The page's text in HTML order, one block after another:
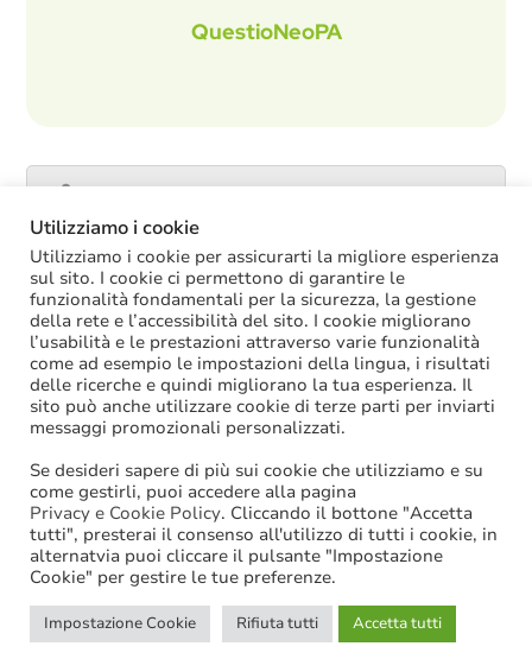
QuestioNeoPA
ULTIME NOTIZIE
La soppressione dei vecchi tetti di spesa
offre più margini anche per l’aumento del
salario accessorio
ACCRUAL: come si registrano i
trasferimenti vincolati per investimenti
riscossi prima del 2025?
Oggi in Cdm il nuovo “Decreto PA”: molte
le novità di interesse per gli enti locali
Niente assunzioni tramite scorrimento di
graduatorie di mobilità
Sanzioni BDAP: aumenta il fondo per il
contributo alla finanza pubblica
Utilizziamo i cookie
Utilizziamo i cookie per assicurarti la migliore esperienza
sul sito. I cookie ci permettono di garantire le
funzionalità fondamentali per la sicurezza, la gestione
della rete e l’accessibilità del sito. I cookie migliorano
l’usabilità e le prestazioni attraverso varie funzionalità
come ad esempio le impostazioni della lingua, i risultati
delle ricerche e quindi migliorano la tua esperienza. Il
sito può anche utilizzare cookie di terze parti per inviarti
messaggi promozionali personalizzati.
Se desideri sapere di più sui cookie che utilizziamo e su
come gestirli, puoi accedere alla pagina
Privacy e Cookie Policy. Cliccando il bottone "Accetta
tutti", presterai il consenso all'utilizzo di tutti i cookie, in
alternatvia puoi cliccare il pulsante "Impostazione
Cookie" per gestire le tue preferenze.
Impostazione Cookie Rifiuta tutti Accetta tutti